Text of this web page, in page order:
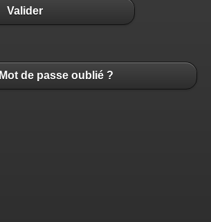
Valider
Mot de passe oublié ?